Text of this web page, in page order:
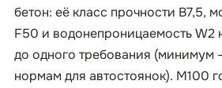
бетон: её класс прочности B7,5,
F50 и водонепроницаемость W2
до одного требования (минимум
нормам для автостоянок). М100